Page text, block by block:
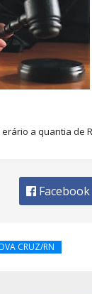
a quantia de
 Facebook
CRUZ/RN